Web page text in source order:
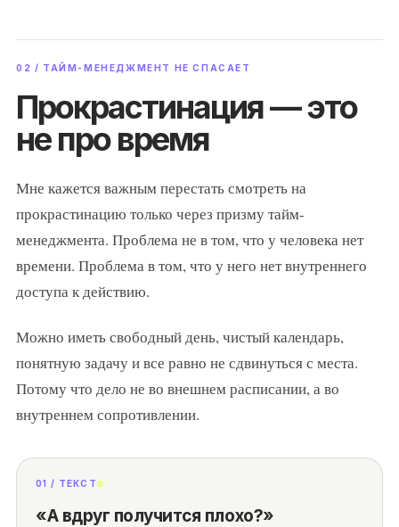
02 / ТАЙМ-МЕНЕДЖМЕНТ НЕ СПАСАЕТ
Прокрастинация — это
не про время
Мне кажется важным перестать смотреть на
прокрастинацию только через призму тайм-
менеджмента. Проблема не в том, что у человека нет
времени. Проблема в том, что у него нет внутреннего
доступа к действию.
Можно иметь свободный день, чистый календарь,
понятную задачу и все равно не сдвинуться с места.
Потому что дело не во внешнем расписании, а во
внутреннем сопротивлении.
01 / ТЕКСТ
«А вдруг получится плохо?»